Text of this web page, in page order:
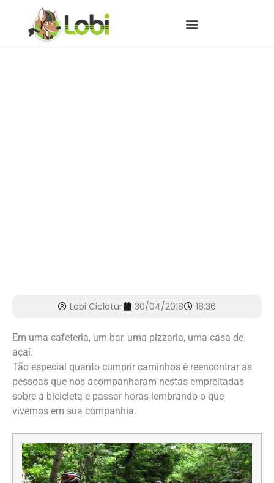
Lobi Ciclotur 30/04/2018 18:36
Em uma cafeteria, um bar, uma pizzaria, uma casa de
açaí.
Tão especial quanto cumprir caminhos é reencontrar as
pessoas que nos acompanharam nestas empreitadas
sobre a bicicleta e passar horas lembrando o que
vivemos em sua companhia.